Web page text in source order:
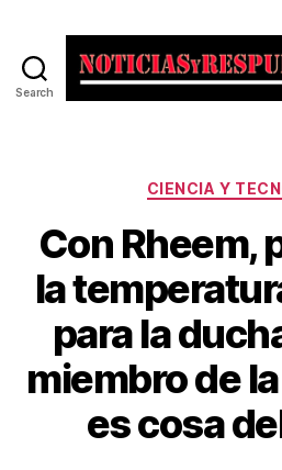
Search
CIENCIA Y
Con Rheem,
la
para la
miembro de
es cosa